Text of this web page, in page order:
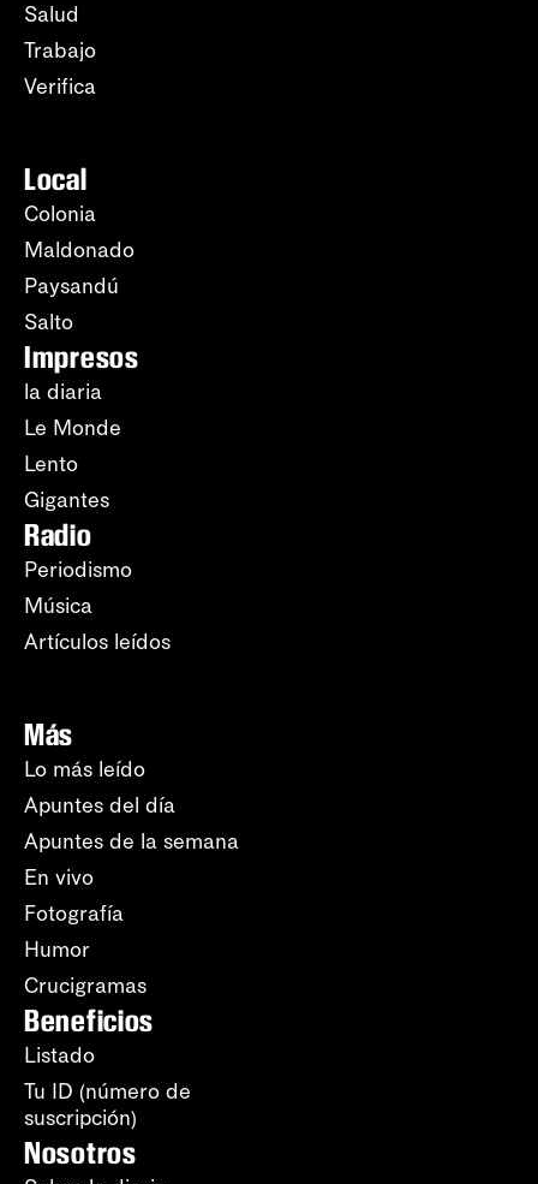
Salud
Trabajo
Verifica
Local
Colonia
Maldonado
Paysandú
Salto
Impresos
la diaria
Le Monde
Lento
Gigantes
Radio
Periodismo
Música
Artículos leídos
Más
Lo más leído
Apuntes del día
Apuntes de la semana
En vivo
Fotografía
Humor
Crucigramas
Beneficios
Listado
Tu ID (número de
suscripción)
Nosotros